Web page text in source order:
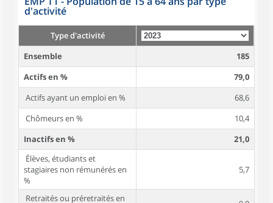
d'activité
Type d'activité
Ensemble
185
Actifs en %
79,0
Actifs ayant un emploi en %
68,6
Chômeurs en %
10,4
Inactifs en %
21,0
Élèves, étudiants et
stagiaires non rémunérés en
%
5,7
Retraités ou préretraités en